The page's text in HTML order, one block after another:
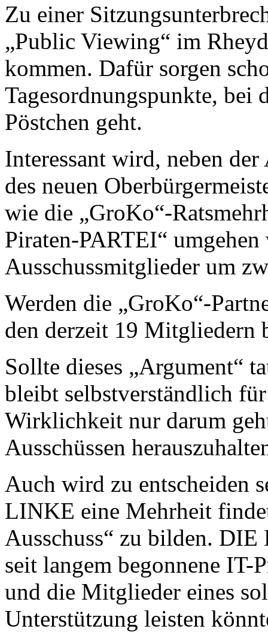
Zu einer
„Public Viewing“ im
kommen. Dafür sorgen
Tagesordnungspunkte, bei
Pöstchen geht.
Interessant wird, neben
des neuen
wie die „GroKo“-
Piraten-PARTEI“
Ausschussmitglieder um
Werden die „GroKo“-
den derzeit 19 Mitgliedern
Sollte dieses „Argument“
bleibt selbstverständlich
Wirklichkeit nur darum
Ausschüssen
Auch wird zu entscheiden
LINKE eine Mehrheit
Ausschuss“ zu bilden.
seit langem begonnene IT-
und die Mitglieder eines
Unterstützung leisten